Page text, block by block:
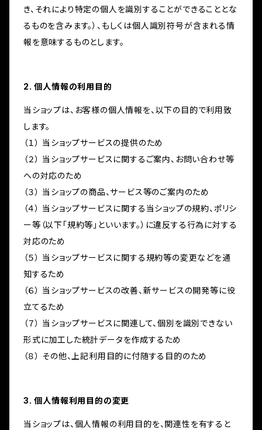
き、それにより特定の個人を識別することができることとな
るものを含みます。）、もしくは個人識別符号が含まれる情
報を意味するものとします。
2. 個人情報の利用目的
当ショップは、お客様の個人情報を、以下の目的で利用致
します。
（１） 当ショップサービスの提供のため
（２） 当ショップサービスに関するご案内、お問い合わせ等
への対応のため
（３） 当ショップの商品、サービス等のご案内のため
（４） 当ショップサービスに関する当ショップの規約、ポリシ
ー等（以下「規約等」といいます。）に違反する行為に対する
対応のため
（５） 当ショップサービスに関する規約等の変更などを通
知するため
（６） 当ショップサービスの改善、新サービスの開発等に役
立てるため
（７） 当ショップサービスに関連して、個別を識別できない
形式に加工した統計データを作成するため
（８） その他、上記利用目的に付随する目的のため
3. 個人情報利用目的の変更
当ショップは、個人情報の利用目的を、関連性を有すると